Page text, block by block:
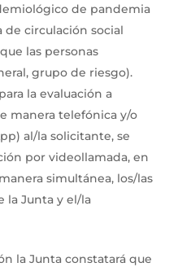
de pandemia
circulación social
las personas
grupo de riesgo).
la evaluación a
manera telefónica y/o
al/la solicitante, se
por videollamada, en
simultánea, los/las
la Junta y el/la
la Junta constatará que